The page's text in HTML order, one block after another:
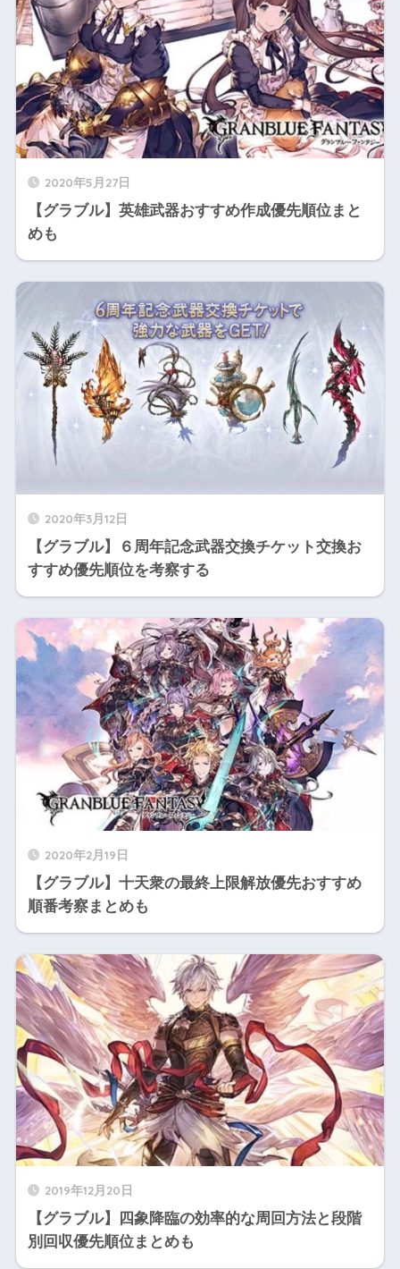
2020年5月27日
【グラブル】英雄武器おすすめ作成優先順位まと
めも
2020年3月12日
【グラブル】６周年記念武器交換チケット交換お
すすめ優先順位を考察する
2020年2月19日
【グラブル】十天衆の最終上限解放優先おすすめ
順番考察まとめも
2019年12月20日
【グラブル】四象降臨の効率的な周回方法と段階
別回収優先順位まとめも